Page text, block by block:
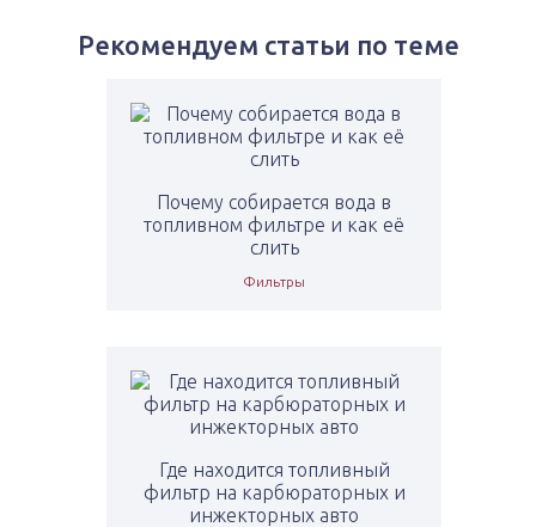
Рекомендуем статьи по теме
Почему собирается вода в
топливном фильтре и как её
слить
Фильтры
Где находится топливный
фильтр на карбюраторных и
инжекторных авто